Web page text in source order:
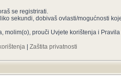
se registrirati.
sekundi, dobivaš ovlasti/mogućnosti
molim(o), prouči Uvjete korištenja i
| Zaštita privatnosti